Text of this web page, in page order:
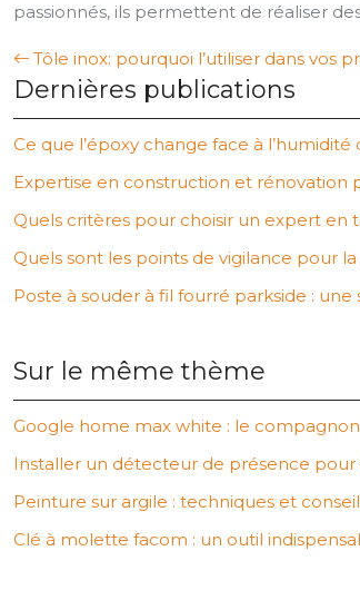
passionnés, ils permettent de réaliser
Tôle inox: pourquoi l’utiliser dans vos
Dernières publications
Ce que l’époxy change face à l’humidité
Expertise en construction et rénovation
Quels critères pour choisir un expert en
Quels sont les points de vigilance pour
Poste à souder à fil fourré parkside :
Sur le même thème
Google home max white : le
Installer un détecteur de présence
Peinture sur argile : techniques et
Clé à molette facom : un outil